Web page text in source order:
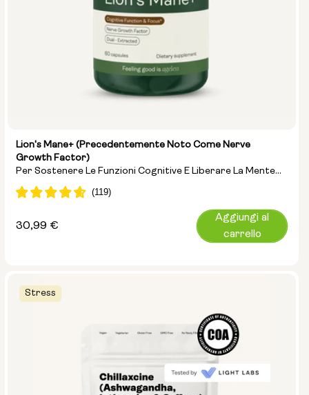
Lion's Mane+ (precedentemente Noto Come Nerve
Growth Factor)
Per Sostenere Le Funzioni Cognitive E Liberare La Mente
Dal “nebbia Mentale”
Prezzo
30,99 €
Aggiungi al
carrello
Stress